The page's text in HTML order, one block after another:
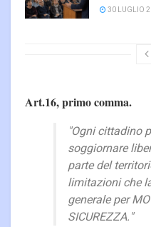
30 LUGLIO
Art.16, primo comma.
"Ogni cittadino
soggiornare
parte del
limitazioni che
generale per
SICUREZZA."